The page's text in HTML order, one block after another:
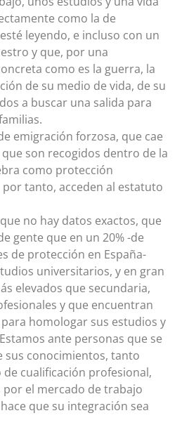
como la de
leyendo, e incluso con un
y que, por una
como es la guerra, la
de su medio de vida, de su
a buscar una salida para
emigración forzosa, que cae
son recogidos dentro de la
como protección
tanto, acceden al estatuto
no hay datos exactos, que
gente que en un 20% -de
de protección en España-
universitarios, y en gran
elevados que secundaria,
y que encuentran
homologar sus estudios y
ante personas que se
sus conocimientos, tanto
cualificación profesional,
el mercado de trabajo
que su integración sea